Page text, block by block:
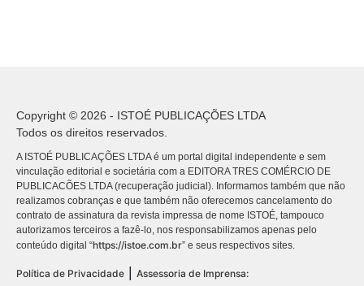
Copyright © 2026 - ISTOÉ PUBLICAÇÕES LTDA
Todos os direitos reservados.
A ISTOÉ PUBLICAÇÕES LTDA é um portal digital independente e sem
vinculação editorial e societária com a EDITORA TRES COMÉRCIO DE
PUBLICACÕES LTDA (recuperação judicial). Informamos também que não
realizamos cobranças e que também não oferecemos cancelamento do
contrato de assinatura da revista impressa de nome ISTOÉ, tampouco
autorizamos terceiros a fazê-lo, nos responsabilizamos apenas pelo
conteúdo digital “https://istoe.com.br” e seus respectivos sites.
Política de Privacidade | Assessoria de Imprensa: